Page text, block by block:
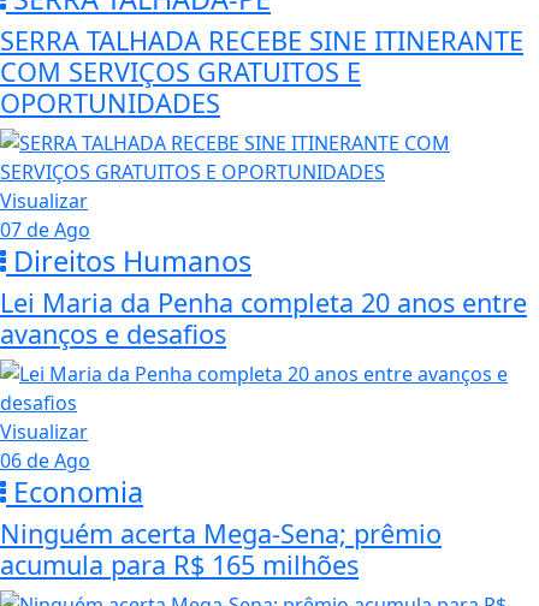
SERRA TALHADA RECEBE SINE ITINERANTE
COM SERVIÇOS GRATUITOS E
OPORTUNIDADES
Visualizar
07 de Ago
Direitos Humanos
Lei Maria da Penha completa 20 anos entre
avanços e desafios
Visualizar
06 de Ago
Economia
Ninguém acerta Mega-Sena; prêmio
acumula para R$ 165 milhões